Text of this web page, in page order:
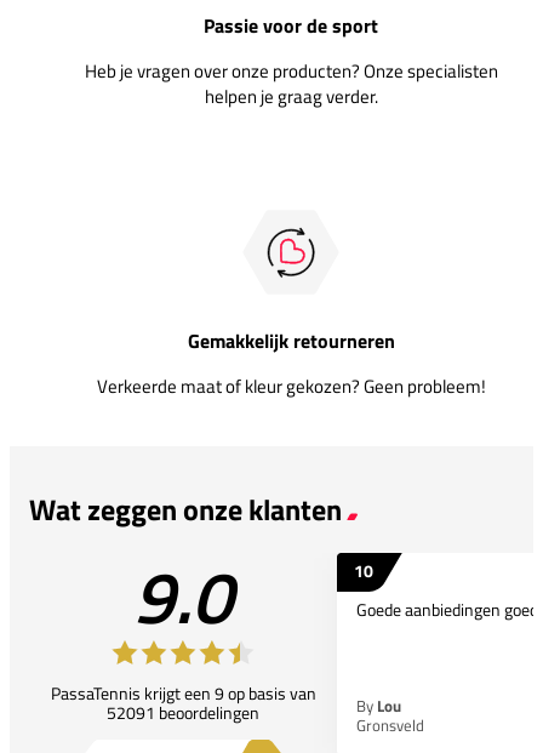
Passie voor de sport
Heb je vragen over onze producten? Onze specialisten
helpen je graag verder.
Gemakkelijk retourneren
Verkeerde maat of kleur gekozen? Geen probleem!
Wat zeggen onze klanten
9.0
PassaTennis krijgt een 9 op basis van
52091 beoordelingen
10
Goede aanbiedingen
By Lou
Gronsveld